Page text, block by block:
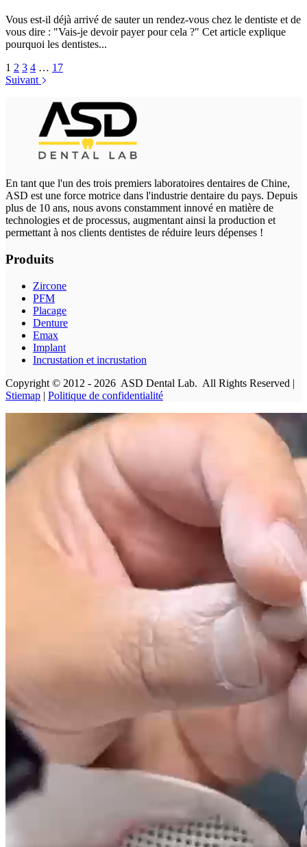
Vous est-il déjà arrivé de sauter un rendez-vous chez le dentiste et de
vous dire : "Vais-je devoir payer pour cela ?" Cet article explique
pourquoi les dentistes...
1 2 3 4 … 17
Suivant
En tant que l'un des trois premiers laboratoires dentaires de Chine,
ASD est une force motrice dans l'industrie dentaire du pays. Depuis
plus de 10 ans, nous avons constamment innové en matière de
technologies et de processus, augmentant ainsi la production et
permettant à nos clients dentistes de réduire leurs dépenses !
Produits
Zircone
PFM
Placage
Denture
Emax
Implant
Incrustation et incrustation
Copyright © 2012 - 2026 ASD Dental Lab. All Rights Reserved |
Stiemap | Politique de confidentialité